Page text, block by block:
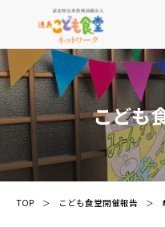
こども
TOP こども食堂開催報告